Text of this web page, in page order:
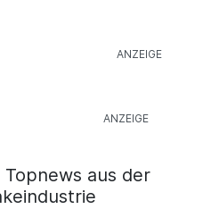
aus der